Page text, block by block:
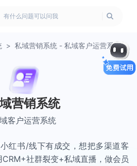
有什么问题可以问我
> 私域营销系统 - 私域客户运营系统
营销系统
客户运营系统
红书/线下有成交，想把多渠道客
社群裂变+私域直播，做会员